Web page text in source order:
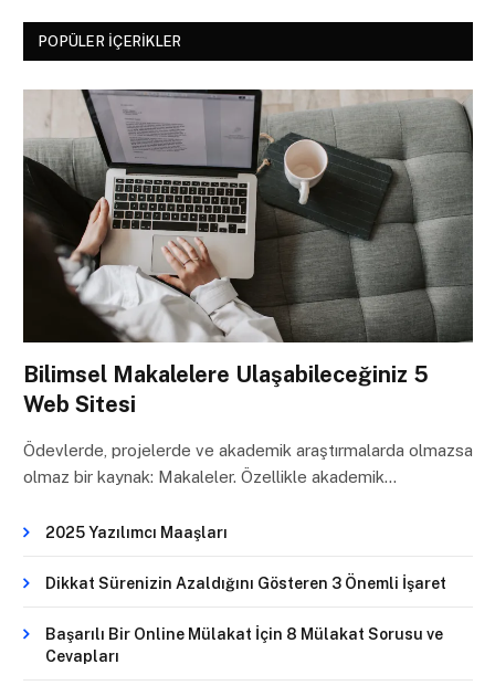
POPÜLER İÇERIKLER
Bilimsel Makalelere Ulaşabileceğiniz 5
Web Sitesi
Ödevlerde, projelerde ve akademik araştırmalarda olmazsa
olmaz bir kaynak: Makaleler. Özellikle akademik…
2025 Yazılımcı Maaşları
Dikkat Sürenizin Azaldığını Gösteren 3 Önemli İşaret
Başarılı Bir Online Mülakat İçin 8 Mülakat Sorusu ve
Cevapları